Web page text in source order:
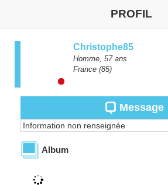
PROFIL
Christophe85
Homme, 57ans
France (85)
Message
Information non renseignée
Album